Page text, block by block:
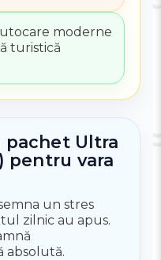
moderne
turistică
pachet Ultra
pentru vara
un stres
zilnic au apus.
absolută.